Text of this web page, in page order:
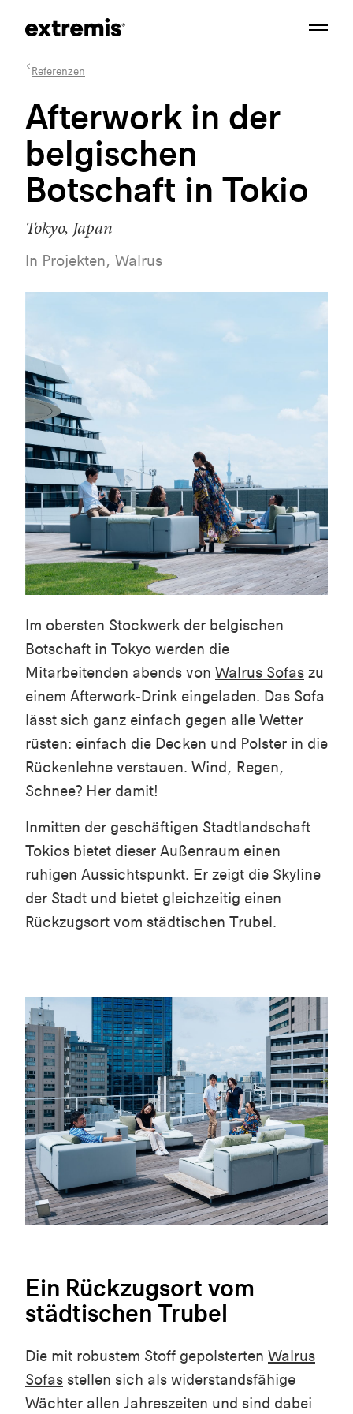
Referenzen
Afterwork in der
belgischen
Botschaft in Tokio
Tokyo, Japan
In Projekten, Walrus
Im obersten Stockwerk der belgischen
Botschaft in Tokyo werden die
Mitarbeitenden abends von Walrus Sofas zu
einem Afterwork-Drink eingeladen. Das Sofa
lässt sich ganz einfach gegen alle Wetter
rüsten: einfach die Decken und Polster in die
Rückenlehne verstauen. Wind, Regen,
Schnee? Her damit!
Inmitten der geschäftigen Stadtlandschaft
Tokios bietet dieser Außenraum einen
ruhigen Aussichtspunkt. Er zeigt die Skyline
der Stadt und bietet gleichzeitig einen
Rückzugsort vom städtischen Trubel.
Ein Rückzugsort vom
städtischen Trubel
Die mit robustem Stoff gepolsterten Walrus
Sofas stellen sich als widerstandsfähige
Wächter allen Jahreszeiten und sind dabei